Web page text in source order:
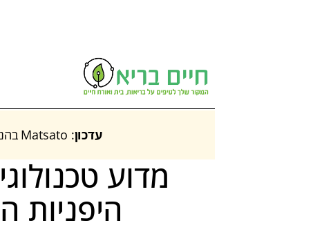
עדכון: Matsato בהנחה הגדולה ביותר אי פעם – ‎70%‎ הנחה. בדקו באתר
מדוע
היפניות